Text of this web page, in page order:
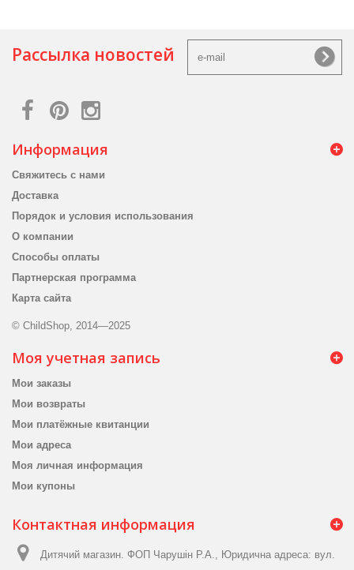
Рассылка новостей
Информация
Свяжитесь с нами
Доставка
Порядок и условия использования
О компании
Способы оплаты
Партнерская программа
Карта сайта
© ChildShop, 2014—2025
Моя учетная запись
Мои заказы
Мои возвраты
Мои платёжные квитанции
Мои адреса
Моя личная информация
Мои купоны
Контактная информация
Дитячий магазин. ФОП Чарушін Р.А., Юридична адреса: вул.